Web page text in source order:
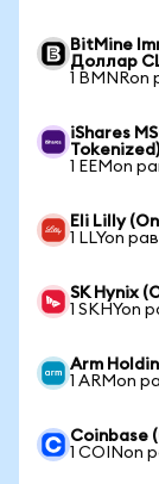
BitMine
Доллар
1 BMNRon
iShares
1 EEMon
Eli Lilly
1 LLYon
SK Hynix
1 SKHYon
Arm
1 ARMon
Coinbase
1 COINon